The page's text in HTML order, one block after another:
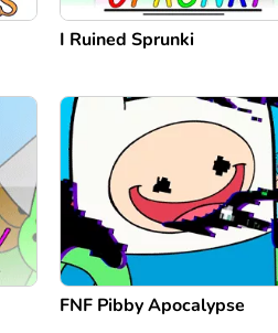
I Ruined Sprunki
FNF Pibby Apocalypse